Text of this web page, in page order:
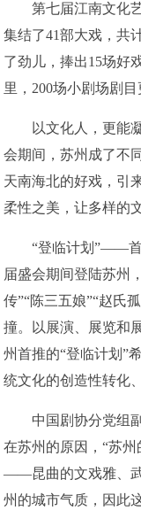
第七届江南文化艺
集结了41部大戏，共
了劲儿，捧出15场好
里，200场小剧场剧目
以文化人，更能凝
会期间，苏州成了不
天南海北的好戏，引
柔性之美，让多样的
“登临计划”——首
届盛会期间登陆苏州
传”“陈三五娘”“赵氏
撞。以展演、展览和
州首推的“登临计划”
统文化的创造性转化
中国剧协分党组副
在苏州的原因，“苏
——昆曲的文戏雅、
州的城市气质，因此